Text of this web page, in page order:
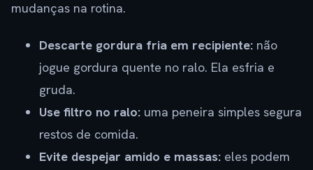
mudanças na rotina.
Descarte gordura fria em recipiente: não
jogue gordura quente no ralo. Ela esfria e
gruda.
Use filtro no ralo: uma peneira simples segura
restos de comida.
Evite despejar amido e massas: eles podem